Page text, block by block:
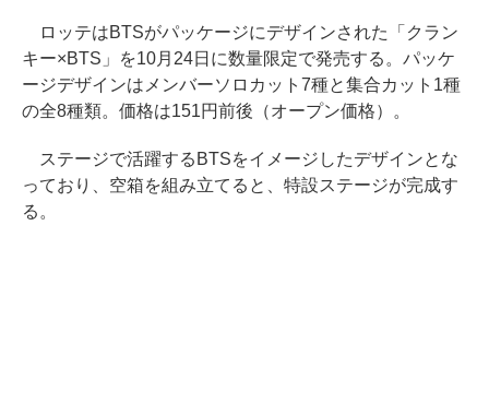
ロッテはBTSがパッケージにデザインされた「クラン
キー×BTS」を10月24日に数量限定で発売する。パッケ
ージデザインはメンバーソロカット7種と集合カット1種
の全8種類。価格は151円前後（オープン価格）。
ステージで活躍するBTSをイメージしたデザインとな
っており、空箱を組み立てると、特設ステージが完成す
る。